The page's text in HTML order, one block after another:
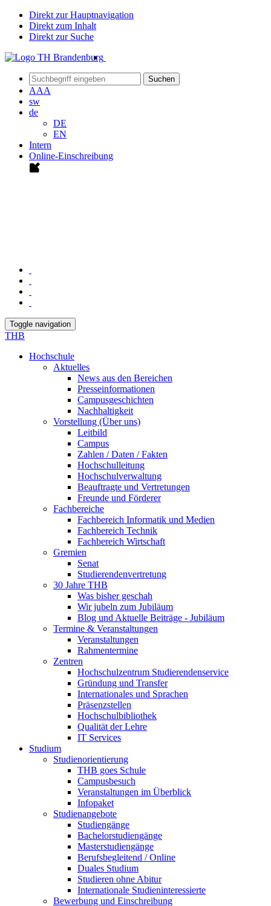
Direkt zur Hauptnavigation
Direkt zum Inhalt
Direkt zur Suche
Suchen
AAA
sw
de
DE
EN
Intern
Online-Einschreibung
Toggle navigation
THB
Hochschule
Aktuelles
News aus den Bereichen
Presseinformationen
Campusgeschichten
Nachhaltigkeit
Vorstellung (Über uns)
Leitbild
Campus
Zahlen / Daten / Fakten
Hochschulleitung
Hochschulverwaltung
Beauftragte und Vertretungen
Freunde und Förderer
Fachbereiche
Fachbereich Informatik und Medien
Fachbereich Technik
Fachbereich Wirtschaft
Gremien
Senat
Studierendenvertretung
30 Jahre THB
Was bisher geschah
Wir jubeln zum Jubiläum
Blog und Aktuelle Beiträge - Jubiläum
Termine & Veranstaltungen
Veranstaltungen
Rahmentermine
Zentren
Hochschulzentrum Studierendenservice
Gründung und Transfer
Internationales und Sprachen
Präsenzstellen
Hochschulbibliothek
Qualität der Lehre
IT Services
Studium
Studienorientierung
THB goes Schule
Campusbesuch
Veranstaltungen im Überblick
Infopaket
Studienangebote
Studiengänge
Bachelorstudiengänge
Masterstudiengänge
Berufsbegleitend / Online
Duales Studium
Studieren ohne Abitur
Internationale Studieninteressierte
Bewerbung und Einschreibung